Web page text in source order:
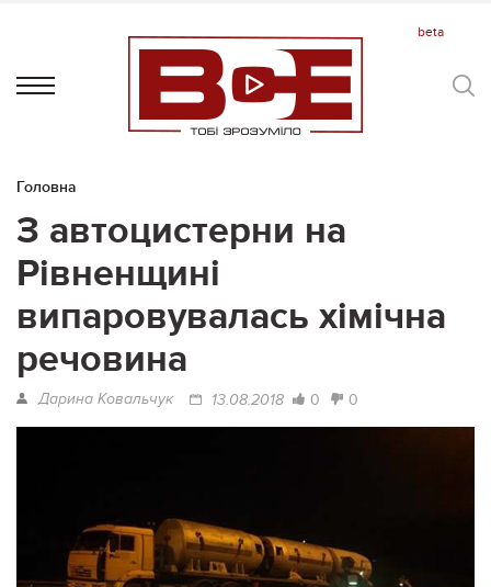
Головна
З автоцистерни на
Рівненщині
випаровувалась хімічна
речовина
Дарина Ковальчук 13.08.2018 0 0